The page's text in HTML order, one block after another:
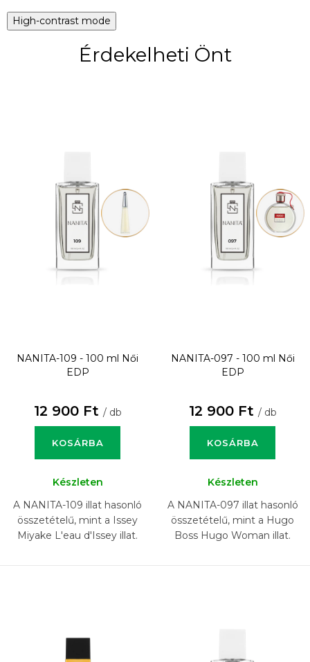
High-contrast mode
Érdekelheti Önt
NANITA-109 - 100 ml
Női
EDP
12 900 Ft / db
KOSÁRBA
Készleten
A NANITA-109 illat hasonló
összetételű, mint a Issey
Miyake L'eau d'Issey illat.
NANITA-097 - 100 ml
Női
EDP
12 900 Ft / db
KOSÁRBA
Készleten
A NANITA-097 illat hasonló
összetételű, mint a Hugo
Boss Hugo Woman illat.